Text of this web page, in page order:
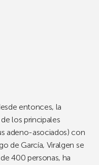
entonces, la
los principales
adeno-asociados) con
de García, Viralgen se
400 personas, ha